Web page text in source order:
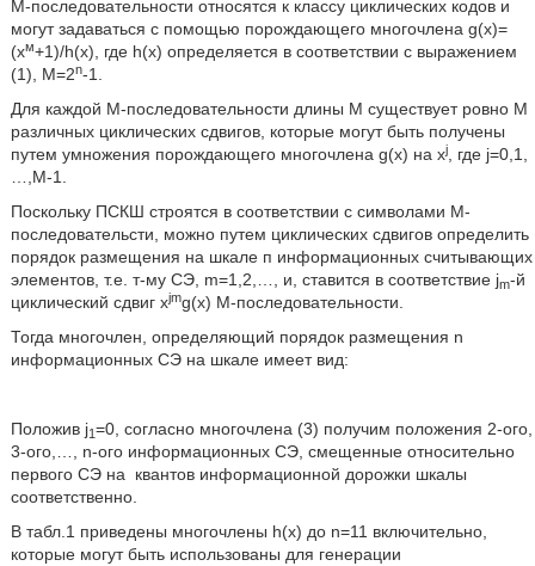
М-последовательности относятся к классу циклических кодов и
могут задаваться с помощью порождающего многочлена g(x)=
(xм+1)/h(x), где h(x) определяется в соответствии с выражением
(1), М=2n-1.
Для каждой М-последовательности длины М существует ровно М
различных циклических сдвигов, которые могут быть получены
путем умножения порождающего многочлена g(x) на xj, где j=0,1,
…,М-1.
Поскольку ПСКШ строятся в соответствии с символами М-
последовательсти, можно путем циклических сдвигов определить
порядок размещения на шкале п информационных считывающих
элементов, т.е. т-му СЭ, m=1,2,…, и, ставится в соответствие jm-й
циклический сдвиг xjmg(x) М-последовательности.
Тогда многочлен, определяющий порядок размещения n
информационных СЭ на шкале имеет вид:
Положив j1=0, согласно многочлена (3) получим положения 2-ого,
3-ого,…, n-ого информационных СЭ, смещенные относительно
первого СЭ на
квантов информационной дорожки шкалы
соответственно.
В табл.1 приведены многочлены h(x) до n=11 включительно,
которые могут быть использованы для генерации